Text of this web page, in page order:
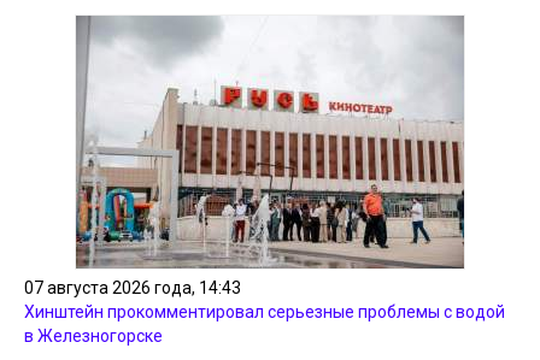
07 августа 2026 года, 14:43
Хинштейн прокомментировал серьезные проблемы с водой
в Железногорске